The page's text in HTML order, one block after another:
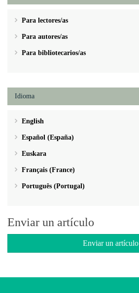
Para lectores/as
Para autores/as
Para bibliotecarios/as
Idioma
English
Español (España)
Euskara
Français (France)
Português (Portugal)
Enviar un artículo
Enviar un artículo